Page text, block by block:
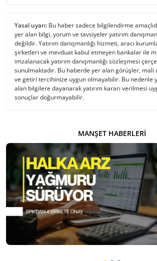
Yasal uyarı: Bu haber sadece bilgilendirme
yer alan bilgi, yorum ve tavsiyeler yatırım
değildir. Yatırım danışmanlığı hizmeti, aracı
şirketleri ve mevduat kabul etmeyen bankalar ile
imzalanacak yatırım danışmanlığı sözleşmesi
sunulmaktadır. Bu haberde yer alan görüşler,
ve getiri tercihinize uygun olmayabilir. Bu nedenle
alan bilgilere dayanarak yatırım kararı verilmesi
sonuçlar doğurmayabilir.
MANŞET HABERLERI